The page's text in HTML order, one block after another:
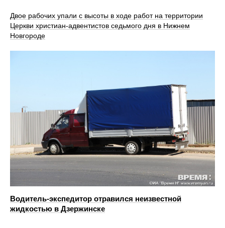
Двое рабочих упали с высоты в ходе работ на территории
Церкви христиан‑адвентистов седьмого дня в Нижнем
Новгороде
Водитель-экспедитор отравился неизвестной
жидкостью в Дзержинске